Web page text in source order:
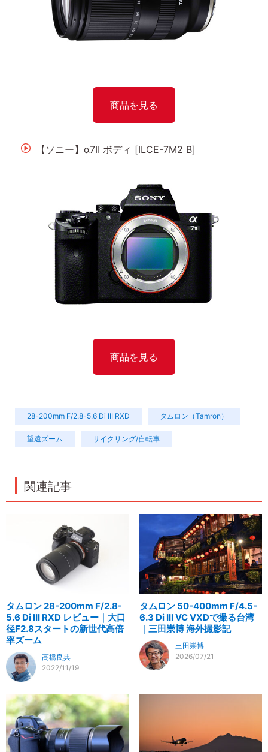
商品を見る
【ソニー】α7II ボディ [ILCE-7M2 B]
商品を見る
28-200mm F/2.8-5.6 Di III RXD タムロン（Tamron）
望遠ズーム サイクリング/自転車
関連記事
タムロン 28-200mm F/2.8-
5.6 Di III RXD レビュー｜大口
径F2.8スタートの新世代高倍
率ズーム
高橋良典
2022/11/19
タムロン 50-400mm F/4.5-
6.3 Di III VC VXDで撮る台湾
｜三田崇博 海外撮影記
三田崇博
2026/07/21